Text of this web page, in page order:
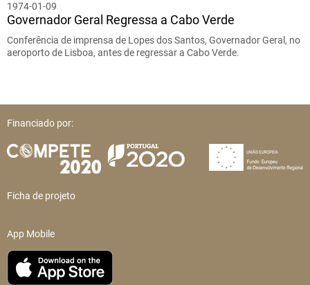
1974-01-09
Governador Geral Regressa a Cabo Verde
Conferência de imprensa de Lopes dos Santos, Governador Geral, no
aeroporto de Lisboa, antes de regressar a Cabo Verde.
Financiado por:
Ficha de projeto
App Mobile